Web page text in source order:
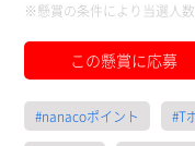
※懸賞の条件により当選人
この懸賞に応募
#nanacoポイント #T